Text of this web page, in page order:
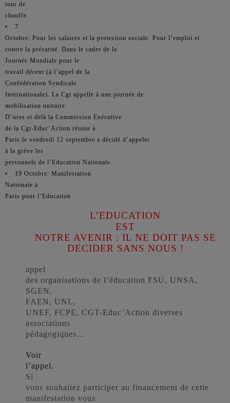
tour de
chauffe.
7
Octobre: Pour les salaires et la protection sociale. Pour l’emploi et
contre la précarité. Dans le cadre de la
Journée Mondiale pour le
travail décent (à l’appel de la
Confédération Syndicale
Internationale). La Cgt appelle à une journée de
mobilisation unitaire.
D’ores et délà la Commission Exécutive
de la Cgt-Educ’Action réunie à
Paris le vendredi 12 septembre a décidé d’appeler
à la grève les
personnels de l’Education Nationale.
19 Octobre: Manifestation
Nationale à
Paris pour l’Education
L’EDUCATION
EST
NOTRE AVENIR : IL NE DOIT PAS SE
DECIDER SANS NOUS !
appel
des organisations de l’éducation FSU, UNSA,
SGEN,
FAEN, UNL,
UNEF, FCPE, CGT-Educ’Action diverses
associations
pédagogiques…
Voir
l’appel.
Si
vous souhaitez participer au financement de cette
manifestation vous